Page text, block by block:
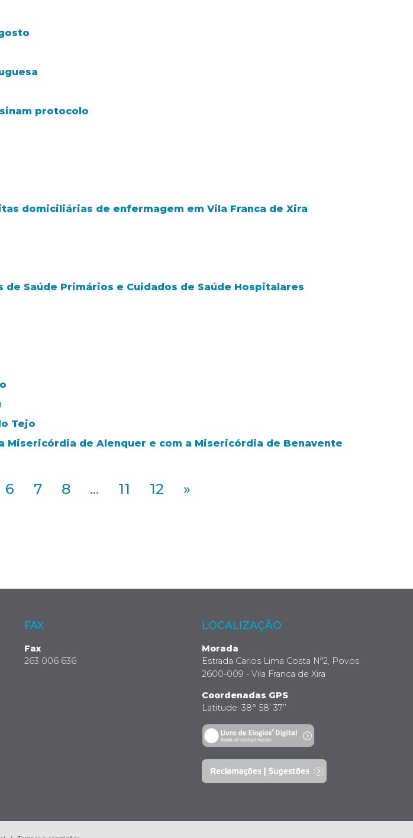
protocolo
domiciliárias de enfermagem em Vila Franca de Xira
Saúde Primários e Cuidados de Saúde Hospitalares
Tejo
Misericórdia de Alenquer e com a Misericórdia de Benavente
6 7 8 ... 11 12 »
FAX
Fax
263 006 636
LOCALIZAÇÃO
Morada
Estrada Carlos Lima Costa Nº2, Povos
2600-009 - Vila Franca de Xira
Coordenadas GPS
Latitude: 38° 58’ 37’’